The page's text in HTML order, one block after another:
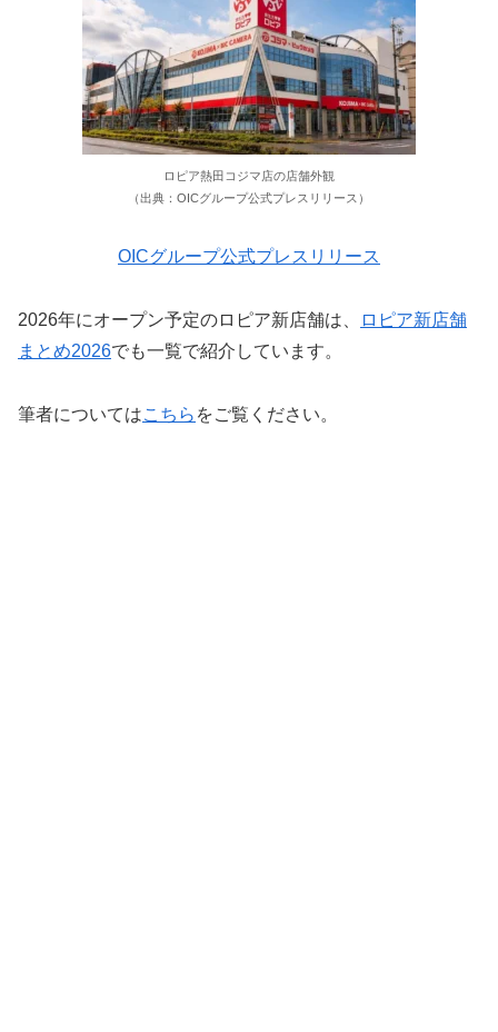
ロピア熱田コジマ店の店舗外観
（出典：OICグループ公式プレスリリース）
OICグループ公式プレスリリース
2026年にオープン予定のロピア新店舗は、
ロピア新店舗
まとめ2026でも一覧で紹介しています。
筆者についてはこちら をご覧ください。